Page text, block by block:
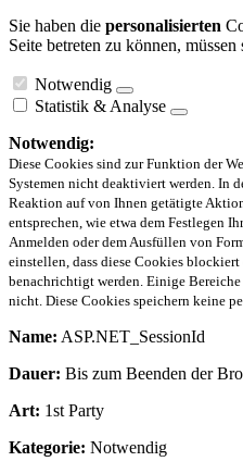
Sie haben die personalisierten
Seite betreten zu können,
Notwendig
Statistik & Analyse
Notwendig:
Diese Cookies sind zur Funktion der
Systemen nicht deaktiviert werden. In
Reaktion auf von Ihnen getätigte
entsprechen, wie etwa dem Festlegen
Anmelden oder dem Ausfüllen von
einstellen, dass diese Cookies
benachrichtigt werden. Einige
nicht. Diese Cookies speichern keine
Name: ASP.NET_SessionId
Dauer: Bis zum Beenden der
Art: 1st Party
Kategorie: Notwendig